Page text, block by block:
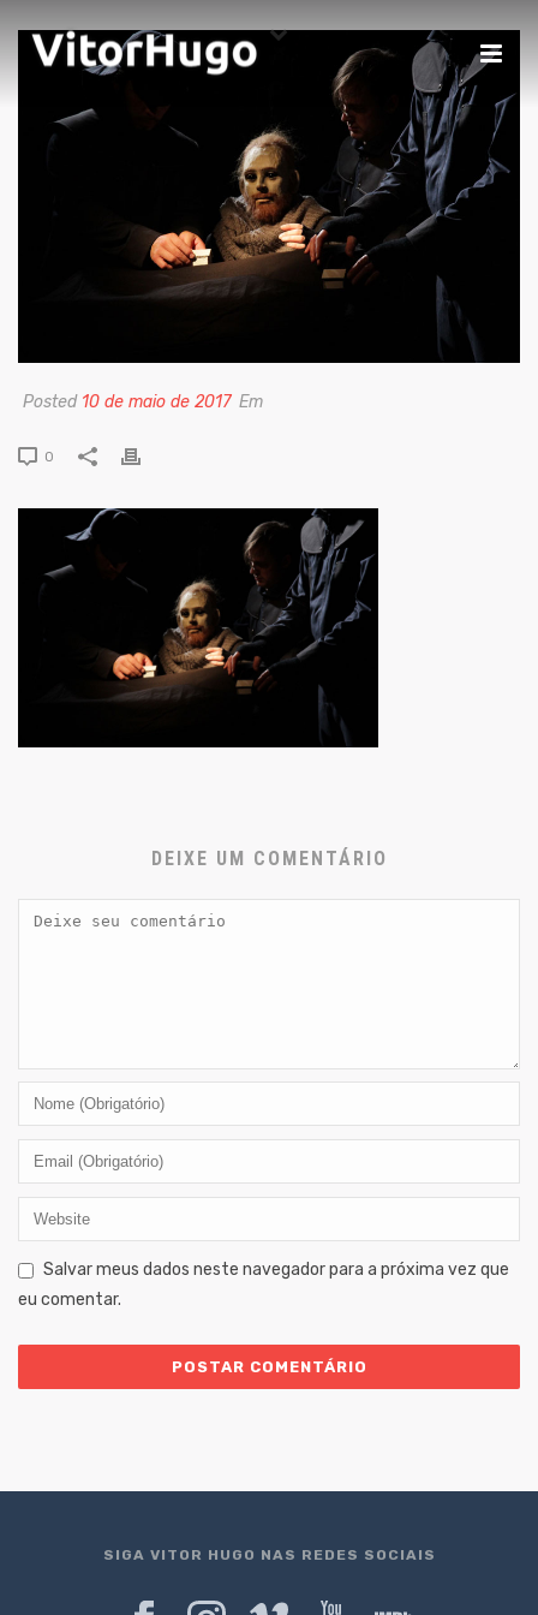
Posted 10 de maio de 2017 Em
0
DEIXE UM COMENTÁRIO
Salvar meus dados neste navegador para a próxima vez que
eu comentar.
SIGA VITOR HUGO NAS REDES SOCIAIS